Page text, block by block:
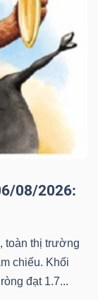
08/2026:
toàn thị trường
chiếu. Khối
đạt 1.7...